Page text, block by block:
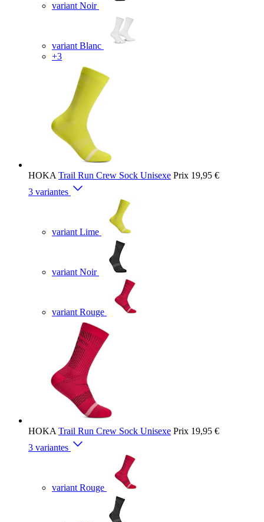
variant Noir
variant Blanc
+3
HOKA Trail Run Crew Sock Unisexe Prix 19,95 €
3 variantes
variant Lime
variant Noir
variant Rouge
HOKA Trail Run Crew Sock Unisexe Prix 19,95 €
3 variantes
variant Rouge